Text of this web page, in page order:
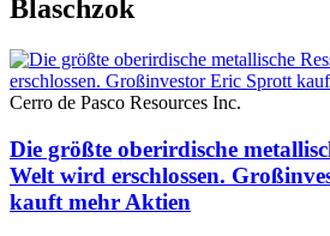
Blaschzok
Cerro de Pasco Resources Inc.
Die größte oberirdische
Welt wird erschlossen.
kauft mehr Aktien